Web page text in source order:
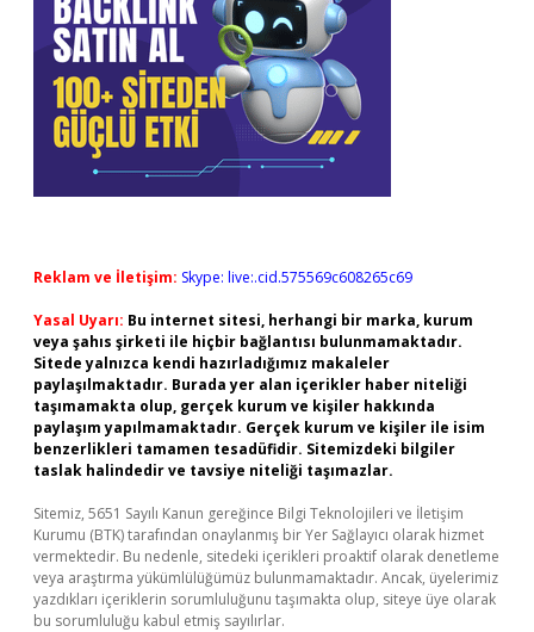
Reklam ve İletişim: Skype: live:.cid.575569c608265c69
Yasal Uyarı: Bu internet sitesi, herhangi bir marka, kurum
veya şahıs şirketi ile hiçbir bağlantısı bulunmamaktadır.
Sitede yalnızca kendi hazırladığımız makaleler
paylaşılmaktadır. Burada yer alan içerikler haber niteliği
taşımamakta olup, gerçek kurum ve kişiler hakkında
paylaşım yapılmamaktadır. Gerçek kurum ve kişiler ile isim
benzerlikleri tamamen tesadüfidir. Sitemizdeki bilgiler
taslak halindedir ve tavsiye niteliği taşımazlar.
Sitemiz, 5651 Sayılı Kanun gereğince Bilgi Teknolojileri ve İletişim
Kurumu (BTK) tarafından onaylanmış bir Yer Sağlayıcı olarak hizmet
vermektedir. Bu nedenle, sitedeki içerikleri proaktif olarak denetleme
veya araştırma yükümlülüğümüz bulunmamaktadır. Ancak, üyelerimiz
yazdıkları içeriklerin sorumluluğunu taşımakta olup, siteye üye olarak
bu sorumluluğu kabul etmiş sayılırlar.